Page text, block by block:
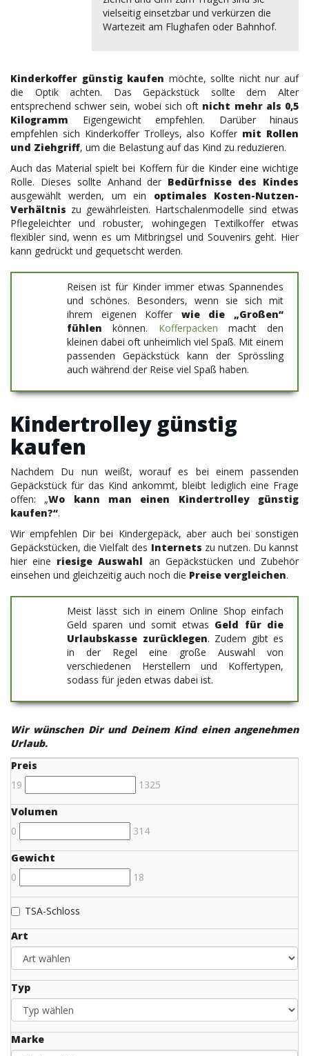
vielseitig einsetzbar und verkürzen die
Wartezeit am Flughafen oder Bahnhof.
Kinderkoffer günstig kaufen möchte, sollte nicht nur auf
die Optik achten. Das Gepäckstück sollte dem Alter
entsprechend schwer sein, wobei sich oft nicht mehr als 0,5
Kilogramm Eigengewicht empfehlen. Darüber hinaus
empfehlen sich Kinderkoffer Trolleys, also Koffer mit Rollen
und Ziehgriff, um die Belastung auf das Kind zu reduzieren.
Auch das Material spielt bei Koffern für die Kinder eine wichtige
Rolle. Dieses sollte Anhand der Bedürfnisse des Kindes
ausgewählt werden, um ein optimales Kosten-Nutzen-
Verhältnis zu gewährleisten. Hartschalenmodelle sind etwas
Pflegeleichter und robuster, wohingegen Textilkoffer etwas
flexibler sind, wenn es um Mitbringsel und Souvenirs geht. Hier
kann gedrückt und gequetscht werden.
Reisen ist für Kinder immer etwas Spannendes
und schönes. Besonders, wenn sie sich mit
ihrem eigenen Koffer wie die „Großen“
fühlen können. Kofferpacken macht den
kleinen dabei oft unheimlich viel Spaß. Mit einem
passenden Gepäckstück kann der Sprössling
auch während der Reise viel Spaß haben.
Kindertrolley günstig
kaufen
Nachdem Du nun weißt, worauf es bei einem passenden
Gepäckstück für das Kind ankommt, bleibt lediglich eine Frage
offen: „Wo kann man einen Kindertrolley günstig
kaufen?“.
Wir empfehlen Dir bei Kindergepäck, aber auch bei sonstigen
Gepäckstücken, die Vielfalt des Internets zu nutzen. Du kannst
hier eine riesige Auswahl an Gepäckstücken und Zubehör
einsehen und gleichzeitig auch noch die Preise vergleichen.
Meist lässt sich in einem Online Shop einfach
Geld sparen und somit etwas Geld für die
Urlaubskasse zurücklegen. Zudem gibt es
in der Regel eine große Auswahl von
verschiedenen Herstellern und Koffertypen,
sodass für jeden etwas dabei ist.
Wir wünschen Dir und Deinem Kind einen angenehmen
Urlaub.
Preis
19
1325
Volumen
0
314
Gewicht
0
18
TSA-Schloss
Art
Typ
Marke